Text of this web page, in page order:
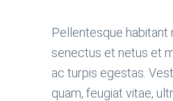
Pellentesque habitant
senectus et netus et
ac turpis egestas.
quam, feugiat vitae,